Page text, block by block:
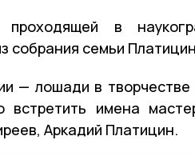
в
собрания семьи
— лошади в
встретить имена
Аркадий Платицин.